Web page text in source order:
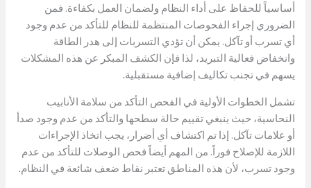
أساسياً للحفاظ على أداء النظام ولضمان العمل بكفاءة. فمن
الضروري إجراء الفحوصات المنتظمة للنظام للتأكد من عدم وجود
أي تسرب أو تآكل. يمكن أن تؤدي التسربات إلى هدر الطاقة
وانخفاض فعالية التبريد، لذا فإن الكشف المبكر عن هذه المشكلات
يسهم في تجنب تكاليف إضافية مستقبلية.
تشمل الخطوات الأولية في الفحص التأكد من سلامة الأنابيب
النحاسية، حيث ينبغي تقييم حالة سطحها والتأكد من عدم وجود صدأ
أو علامات تآكل. إذا تم اكتشاف أي أضرار، يجب اتخاذ الإجراءات
اللازمة للإصلاح فوراً. من المهم أيضاً فحص الوصلات للتأكد من عدم
وجود تسرب، لأن هذه المناطق تعتبر نقاط ضعف شائعة في النظام.